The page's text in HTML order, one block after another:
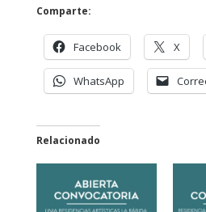
Comparte:
Facebook X
WhatsApp
Relacionado